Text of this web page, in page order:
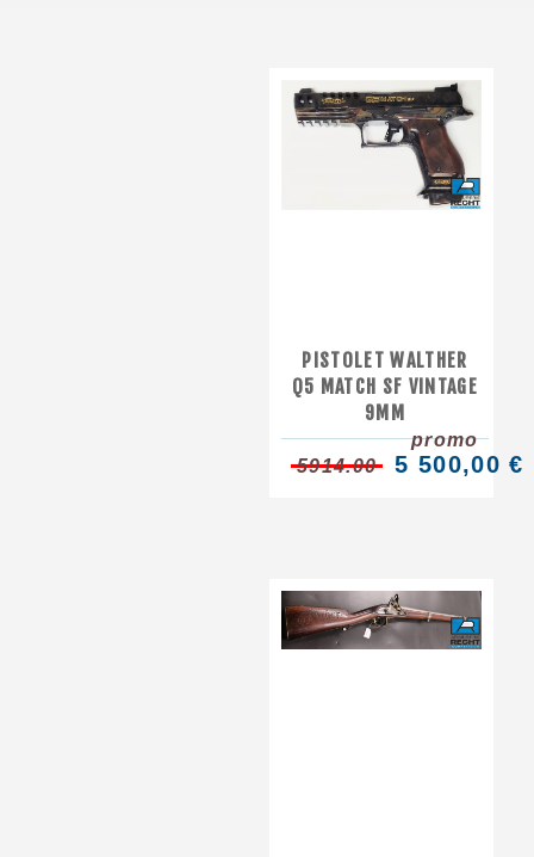
PISTOLET WALTHER
Q5 MATCH SF VINTAGE
9MM
promo
5914.00
5 500,00 €